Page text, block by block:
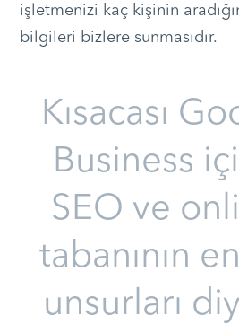
işletmenizi kaç kişinin
bilgileri bizlere sunmasıdır.
Kısacası
Business
SEO ve
tabanının
unsurları